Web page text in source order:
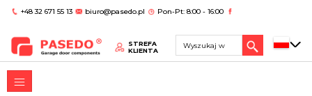
+48 32 671 55 13 biuro@pasedo.pl Pon-Pt: 8:00 - 16:00
STREFA
KLIENTA